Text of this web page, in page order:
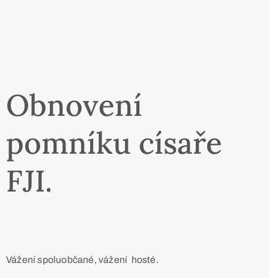
Obnovení
pomníku císaře
FJI.
Vážení spoluobčané, vážení hosté.